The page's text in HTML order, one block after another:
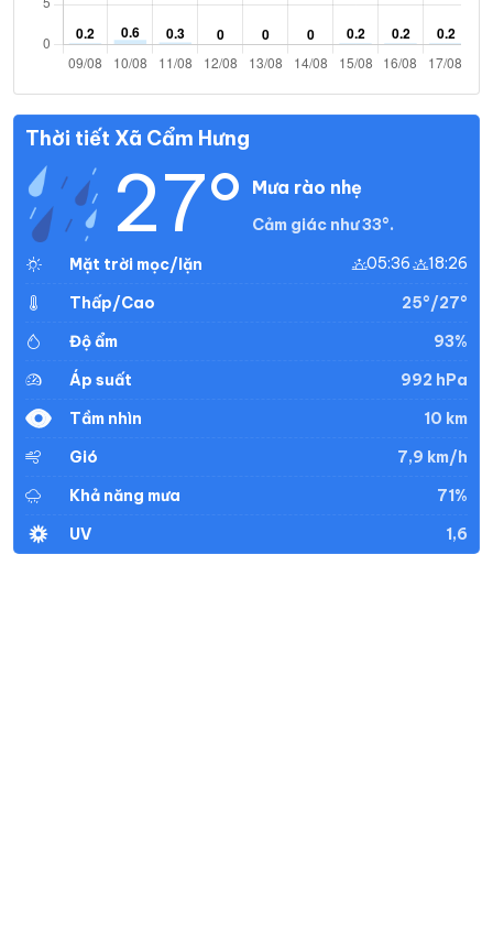
Thời tiết Xã Cẩm Hưng
27° Mưa rào nhẹ
Cảm giác như 33°.
Mặt trời mọc/lặn
05:36 18:26
Thấp/Cao
25°/27°
Độ ẩm
93%
Áp suất
992 hPa
Tầm nhìn
10 km
Gió
7,9 km/h
Khả năng mưa
71%
UV
1,6